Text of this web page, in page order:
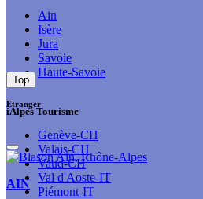
Ain
Isère
Jura
Savoie
Haute-Savoie
Etranger
Genève-CH
Valais-CH
Vaud-CH
Val d'Aoste-IT
Piémont-IT
Top
iAlpes Tourisme
AIN